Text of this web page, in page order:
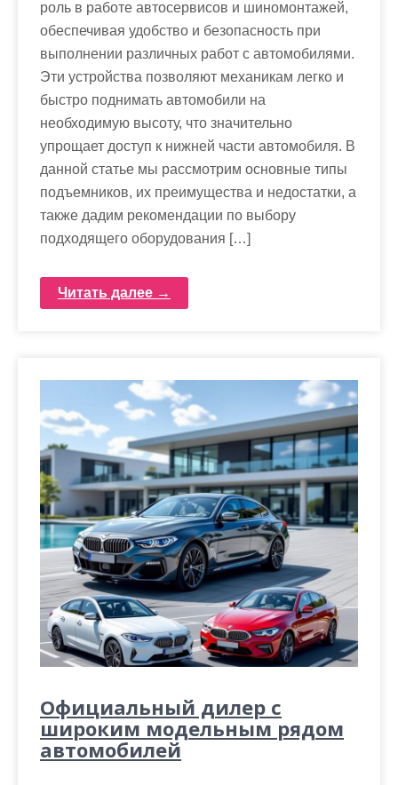
роль в работе автосервисов и шиномонтажей,
обеспечивая удобство и безопасность при
выполнении различных работ с автомобилями.
Эти устройства позволяют механикам легко и
быстро поднимать автомобили на
необходимую высоту, что значительно
упрощает доступ к нижней части автомобиля. В
данной статье мы рассмотрим основные типы
подъемников, их преимущества и недостатки, а
также дадим рекомендации по выбору
подходящего оборудования […]
Читать далее →
Официальный дилер с
широким модельным рядом
автомобилей